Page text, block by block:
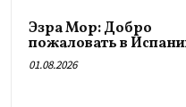
Эзра Мор: Добро
пожаловать в
01.08.2026